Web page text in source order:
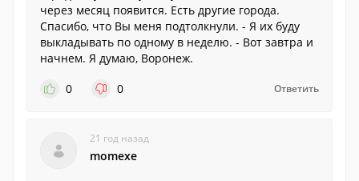
через месяц появится. Есть другие города.
Спасибо, что Вы меня подтолкнули. - Я их буду
выкладывать по одному в неделю. - Вот завтра и
начнем. Я думаю, Воронеж.
0
0 Ответить
21 год назад
momexe